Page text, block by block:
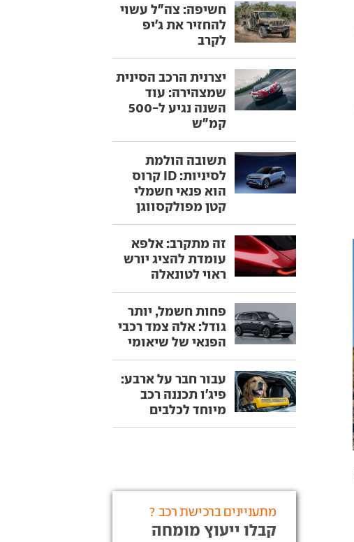
חשיפה: צה"ל עשוי
להחזיר את ג'יפ
לקרב
יצרנית הרכב הסינית
שמצהירה: עוד
השנה נגיע ל-500
קמ"ש
תשובה הולמת
לסיניות: ID קרוס
הוא פנאי חשמלי
קטן מפולקסווגן
זה מתקרב: אלפא
עומדת להציג יורש
ראוי לטונאלה
פחות חשמל, יותר
גודל: אלה צמד רכבי
הפנאי של שיאומי
עבור חבר על ארבע:
פיג'ו תכננה רכב
מיוחד לכלבים
מתעניינים ברכישת רכב ?
קבלו ייעוץ מומחה